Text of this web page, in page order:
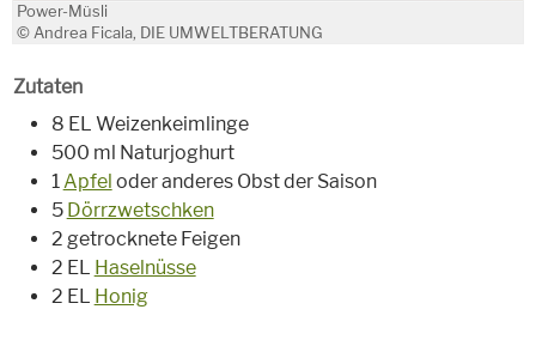
Power-Müsli
© Andrea Ficala, DIE UMWELTBERATUNG
Zutaten
8 EL Weizenkeimlinge
500 ml Naturjoghurt
1Apfel oder anderes Obst der Saison
5 Dörrzwetschken
2 getrocknete Feigen
2 EL Haselnüsse
2 EL Honig